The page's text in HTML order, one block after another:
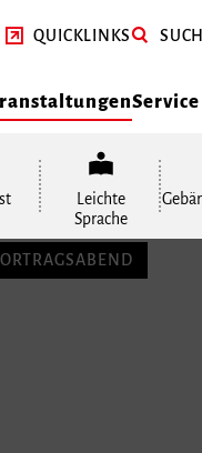
QUICKLINKS
Service
Leichte
Sprache